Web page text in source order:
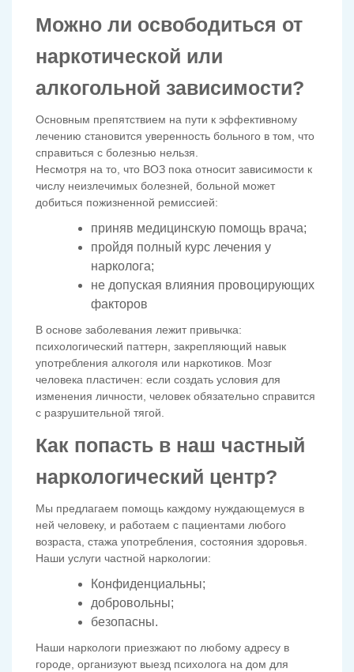
Можно ли освободиться от
наркотической или
алкогольной зависимости?
Основным препятствием на пути к эффективному
лечению становится уверенность больного в том, что
справиться с болезнью нельзя.
Несмотря на то, что ВОЗ пока относит зависимости к
числу неизлечимых болезней, больной может
добиться пожизненной ремиссией:
приняв медицинскую помощь врача;
пройдя полный курс лечения у
нарколога;
не допуская влияния провоцирующих
факторов
В основе заболевания лежит привычка:
психологический паттерн, закрепляющий навык
употребления алкоголя или наркотиков. Мозг
человека пластичен: если создать условия для
изменения личности, человек обязательно справится
с разрушительной тягой.
Как попасть в наш частный
наркологический центр?
Мы предлагаем помощь каждому нуждающемуся в
ней человеку, и работаем с пациентами любого
возраста, стажа употребления, состояния здоровья.
Наши услуги частной наркологии:
Конфиденциальны;
добровольны;
безопасны.
Наши наркологи приезжают по любому адресу в
городе, организуют выезд психолога на дом для